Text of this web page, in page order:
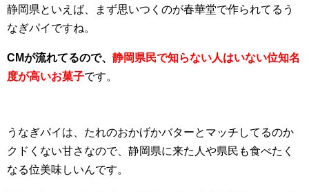
静岡県といえば、まず思いつくのが春華堂で作られてるう
なぎパイですね。
CMが流れてるので、 静岡県民で知らない人はいない位知名
度が高いお菓子です。
うなぎパイは、たれのおかげかバターとマッチしてるのか
クドくない甘さなので、静岡県に来た人や県民も食べたく
なる位美味しいんです。